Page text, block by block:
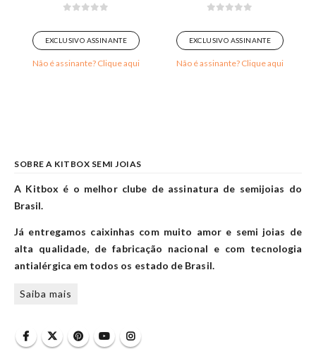
EXCLUSIVO ASSINANTE
Não é assinante? Clique aqui
EXCLUSIVO ASSINANTE
Não é assinante? Clique aqui
SOBRE A KITBOX SEMI JOIAS
A Kitbox é o melhor clube de assinatura de semijoias do
Brasil.
Já entregamos caixinhas com muito amor e semi joias de
alta qualidade, de fabricação nacional e com tecnologia
antialérgica em todos os estado de Brasil.
Saiba mais